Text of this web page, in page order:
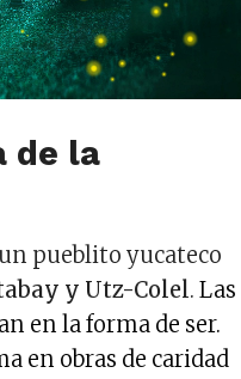
de la
pueblito yucateco
y Utz-Colel. Las
en la forma de ser.
en obras de caridad